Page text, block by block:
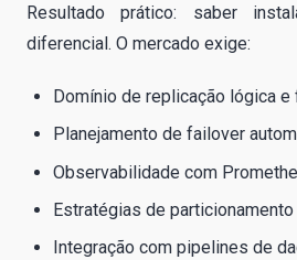
Resultado prático: saber
diferencial. O mercado exige:
Domínio de replicação lógica
Planejamento de failover
Observabilidade com
Estratégias de
Integração com pipelines de